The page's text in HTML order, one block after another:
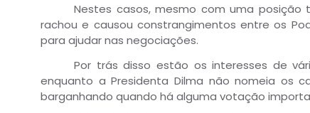
Nestes casos, mesmo com uma
rachou e causou constrangimentos entre os
para ajudar nas negociações.
Por trás disso estão os interesses de
enquanto a Presidenta Dilma não nomeia os
barganhando quando há alguma votação